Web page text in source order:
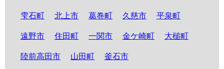
雫石町 北上市 葛巻町 久慈市 平泉町
遠野市 住田町 一関市 金ケ崎町 大槌町
陸前高田市 山田町 釜石市